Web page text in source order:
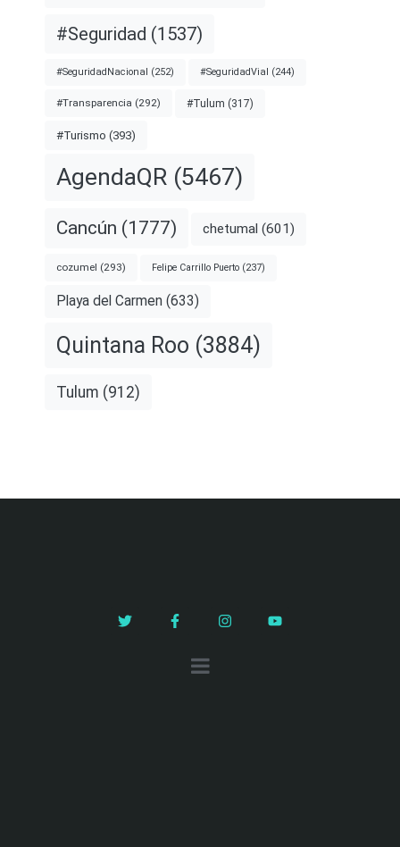
#Seguridad (1537)
#SeguridadNacional (252) #SeguridadVial (244)
#Transparencia (292) #Tulum (317)
#Turismo (393)
AgendaQR (5467)
Cancún (1777) chetumal (601)
cozumel (293) Felipe Carrillo Puerto (237)
Playa del Carmen (633)
Quintana Roo (3884)
Tulum (912)